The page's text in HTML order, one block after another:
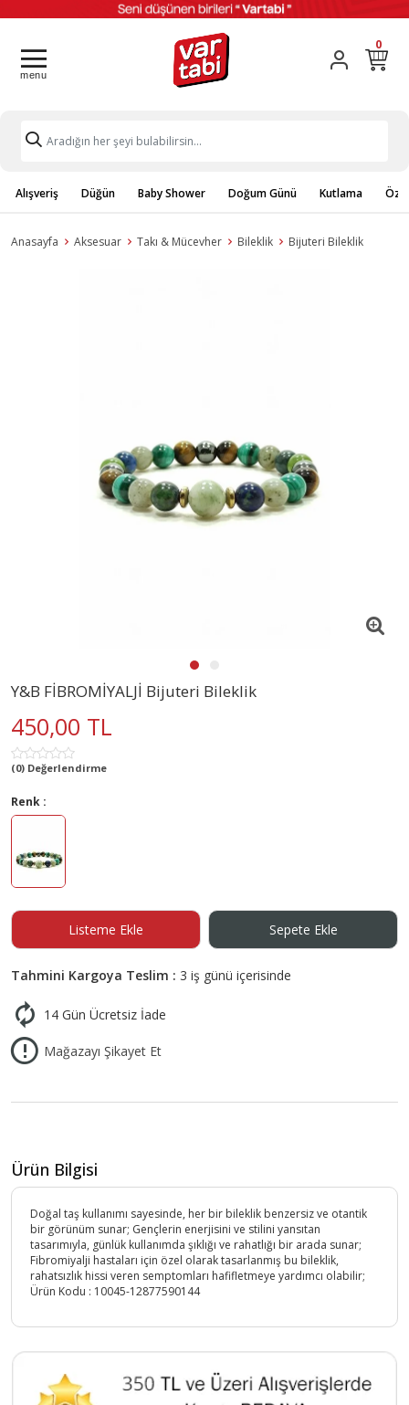
0
Alışveriş Düğün Baby Shower Doğum Günü Kutlama
Anasayfa Aksesuar Takı & Mücevher Bileklik Bijuteri Bileklik
Y&B FİBROMİYALJİ Bijuteri Bileklik
450,00 TL
(0) Değerlendirme
Renk :
Listeme Ekle Sepete Ekle
Tahmini Kargoya Teslim : 3 iş günü içerisinde
14 Gün Ücretsiz İade
Mağazayı Şikayet Et
Ürün Bilgisi
Doğal taş kullanımı sayesinde, her bir bileklik benzersiz ve otantik
bir görünüm sunar; Gençlerin enerjisini ve stilini yansıtan
tasarımıyla, günlük kullanımda şıklığı ve rahatlığı bir arada sunar;
Fibromiyalji hastaları için özel olarak tasarlanmış bu bileklik,
rahatsızlık hissi veren semptomları hafifletmeye yardımcı olabilir;
Ürün Kodu : 10045-12877590144